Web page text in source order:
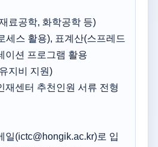
료공학, 화학공학 등)
세스 활용), 표계산(스프레드
이션 프로그램 활용
지비 지원)
재센터 추천인원 서류 전형
일(ictc@hongik.ac.kr)로 입